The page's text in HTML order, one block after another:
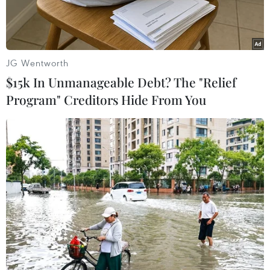
Cảnh sát giao thông hướng dẫn, phân luồng giao thông trên
một tuyến phố của Hà Nội. (Ảnh: Minh Sơn/Vietnam+)
Sở Giao thông Vận tải Hà Nội vừa ban hành
phương án thí điểm điều chỉnh tổ chức giao
thông trên tuyến phố Đội Cấn, đoạn từ Văn Cao
đến Giang Văn Minh (quận Ba Đình). Thời gian
JG Wentworth
$15k In Unmanageable Debt? The "Relief
Program" Creditors Hide From You